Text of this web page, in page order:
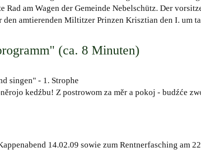
Rad am Wagen der Gemeinde Nebelschütz. Der
den amtierenden Miltitzer Prinzen Krisztian den I. um
(ca. 8 Minuten)
singen" - 1. Strophe
kedźbu! Z postrowom za měr a pokoj - budźće
14.02.09 sowie zum Rentnerfasching am